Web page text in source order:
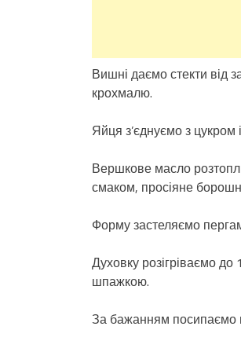
Вишні даємо стекти від
крохмалю.
Яйця з’єднуємо з цукром
Вершкове масло
смаком, просіяне
Форму застеляємо
Духовку розігріваємо до
шпажкою.
За бажанням посипаємо